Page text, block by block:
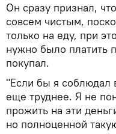
Он сразу признал,
совсем чистым,
только на еду, при
нужно было платить
покупал.
"Если бы я соблюдал
еще труднее. Я не
прожить на эти
но полноценной